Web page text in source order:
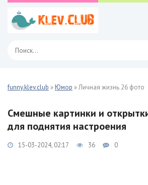
funny.klev.club »Юмор » Личная жизнь 26 фото
Смешные картинки и
для поднятия настроения
15-03-2024, 02:17 36 0